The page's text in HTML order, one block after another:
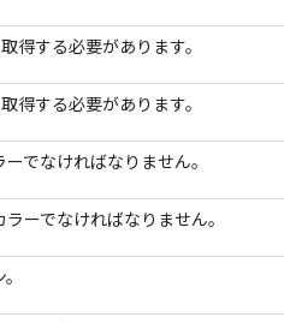
得する必要があります。
得する必要があります。
でなければなりません。
ーでなければなりません。